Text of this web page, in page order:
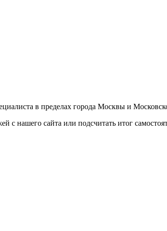
в пределах города Москвы и
нашего сайта или подсчитать итог